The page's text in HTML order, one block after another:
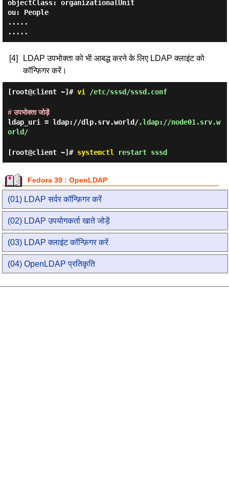
objectClass: organizationalUnit
ou: People
.....
[4]
LDAP उपभोक्ता को भी आबद्ध करने के लिए LDAP क्लाइंट को
कॉन्फ़िगर करें।
[root@client ~]# vi /etc/sssd/sssd.conf
# उपभोक्ता जोड़ें
ldap_uri = ldap://dlp.srv.world/,ldap://node01.srv.w
orld/
[root@client ~]# systemctl restart sssd
Fedora 39 : OpenLDAP
(01) LDAP सर्वर कॉन्फ़िगर करें
(02) LDAP उपयोगकर्ता खाते जोड़ें
(03) LDAP क्लाइंट कॉन्फ़िगर करें
(04) OpenLDAP प्रतिकृति